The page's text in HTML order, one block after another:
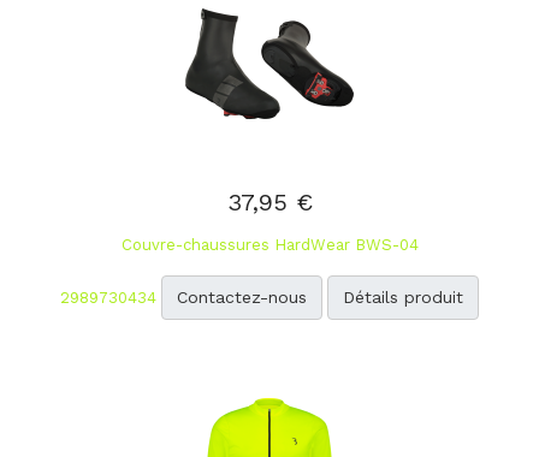
37,95 €
Couvre-chaussures HardWear BWS-04
2989730434 Contactez-nous Détails produit